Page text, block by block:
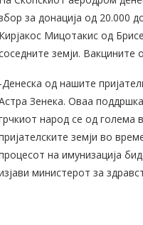
за донација од 20.000
Кирјакос Мицотакис од
земји. Вакцините
-Денеска од нашите
Зенека. Оваа
народ се од голема
земји во
на имунизација
министерот за